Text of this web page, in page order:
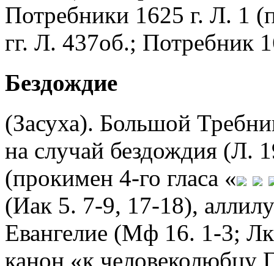
Потребники 1625 г. Л. 1
гг. Л. 437об.; Потребник
Бездождие
(Засуха). Большой
на случай бездождия (Л.
(прокимен 4-го гласа «
(Иак 5. 7-9, 17-18),
Евангелие (Мф 16. 1-3;
канон «к человеколюбцу